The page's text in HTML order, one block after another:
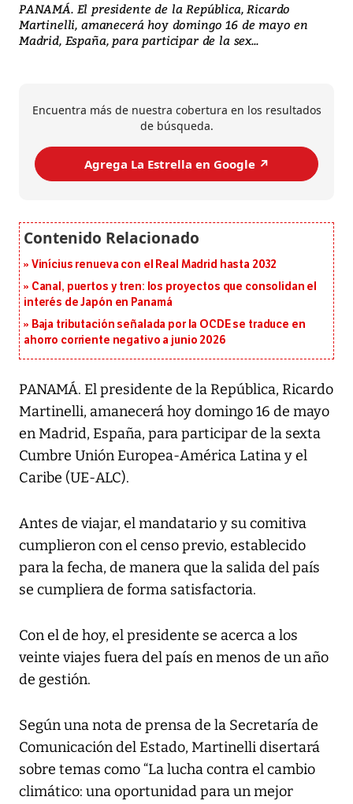
PANAMÁ. El presidente de la República, Ricardo
Martinelli, amanecerá hoy domingo 16 de mayo en
Madrid, España, para participar de la sex...
Encuentra más de nuestra cobertura en los resultados
de búsqueda.
Agrega La Estrella en Google ↗️
Vinícius renueva con el Real Madrid hasta 2032
Canal, puertos y tren: los proyectos que consolidan el
interés de Japón en Panamá
Baja tributación señalada por la OCDE se traduce en
ahorro corriente negativo a junio 2026
PANAMÁ. El presidente de la República, Ricardo
Martinelli, amanecerá hoy domingo 16 de mayo
en Madrid, España, para participar de la sexta
Cumbre Unión Europea-América Latina y el
Caribe (UE-ALC).
Antes de viajar, el mandatario y su comitiva
cumplieron con el censo previo, establecido
para la fecha, de manera que la salida del país
se cumpliera de forma satisfactoria.
Con el de hoy, el presidente se acerca a los
veinte viajes fuera del país en menos de un año
de gestión.
Según una nota de prensa de la Secretaría de
Comunicación del Estado, Martinelli disertará
sobre temas como “La lucha contra el cambio
climático: una oportunidad para un mejor